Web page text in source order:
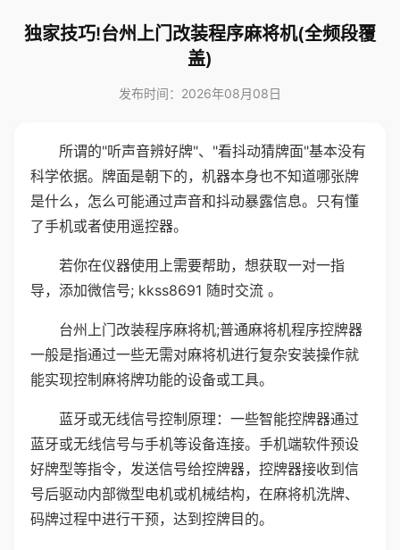
独家技巧!台州上门改装程序麻将机(全频段覆
盖)
发布时间：2026年08月08日
所谓的"听声音辨好牌"、"看抖动猜牌面"基本没有
科学依据。牌面是朝下的，机器本身也不知道哪张牌
是什么，怎么可能通过声音和抖动暴露信息。只有懂
了手机或者使用遥控器。
若你在仪器使用上需要帮助，想获取一对一指
导，添加微信号; kkss8691 随时交流 。
台州上门改装程序麻将机;普通麻将机程序控牌器
一般是指通过一些无需对麻将机进行复杂安装操作就
能实现控制麻将牌功能的设备或工具。
蓝牙或无线信号控制原理：一些智能控牌器通过
蓝牙或无线信号与手机等设备连接。手机端软件预设
好牌型等指令，发送信号给控牌器，控牌器接收到信
号后驱动内部微型电机或机械结构，在麻将机洗牌、
码牌过程中进行干预，达到控牌目的。